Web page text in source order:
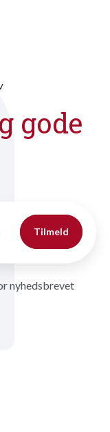
gode
nyhedsbrevet
Tilmeld